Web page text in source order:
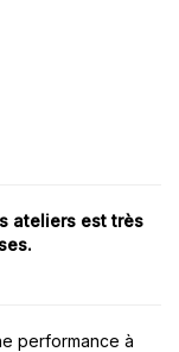
ateliers est très
performance à